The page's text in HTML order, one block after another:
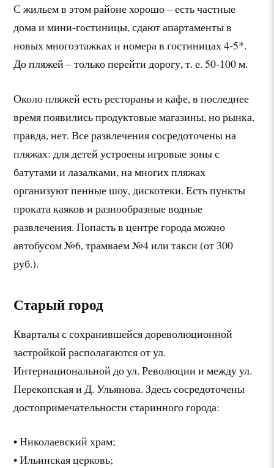
С жильем в этом районе хорошо – есть частные
дома и мини-гостиницы, сдают апартаменты в
новых многоэтажках и номера в гостиницах 4-5*.
До пляжей – только перейти дорогу, т. е. 50-100 м.
Около пляжей есть рестораны и кафе, в последнее
время появились продуктовые магазины, но рынка,
правда, нет. Все развлечения сосредоточены на
пляжах: для детей устроены игровые зоны с
батутами и лазалками, на многих пляжах
организуют пенные шоу, дискотеки. Есть пункты
проката каяков и разнообразные водные
развлечения. Попасть в центре города можно
автобусом №6, трамваем №4 или такси (от 300
руб.).
Старый город
Кварталы с сохранившейся дореволюционной
застройкой располагаются от ул.
Интернациональной до ул. Революции и между ул.
Перекопская и Д. Ульянова. Здесь сосредоточены
достопримечательности старинного города:
• Николаевский храм;
• Ильинская церковь;